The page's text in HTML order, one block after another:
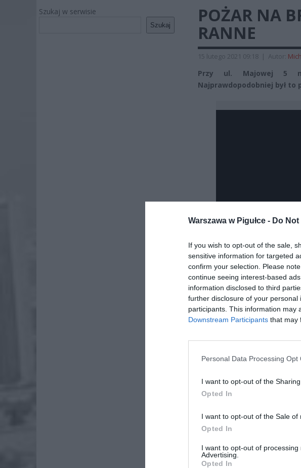
Warszawa w Pigułce - Do
If you wish to opt-out of the sale,
sensitive information for targeted
confirm your selection. Please
continue seeing interest-based
information disclosed to third
further disclosure of your personal
participants. This information may
Downstream Participants that may
Personal Data Processing Opt
I want to opt-out of the
Opted In
I want to opt-out of the Sale of
Opted In
I want to opt-out of
Advertising.
Opted In
Szukaj w serwisie
Szukaj
POŻAR NA
RANNE
15 lutego 2021 09:18 | Autor:
Przy ul. Majowej 5
Najprawdopodobniej był to
Dodaj nas do